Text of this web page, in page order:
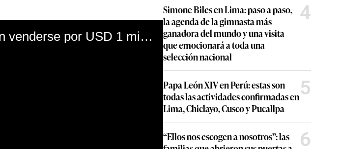
Un par de zapatillas únicas podrían venderse por USD 1 millón en Sotheby's
Simone Biles en Lima: paso a paso,
la agenda de la gimnasta más
ganadora del mundo y una visita
que emocionará a toda una
selección nacional
4
Papa León XIV en Perú: estas son
todas las actividades confirmadas en
Lima, Chiclayo, Cusco y Pucallpa
5
“Ellos nos escogen a nosotros”: las
6